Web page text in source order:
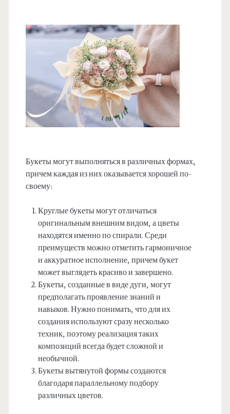
Букеты могут выполняться в различных формах,
причем каждая из них оказывается хорошей по-
своему:
Круглые букеты могут отличаться
оригинальным внешним видом, а цветы
находятся именно по спирали. Среди
преимуществ можно отметить гармоничное
и аккуратное исполнение, причем букет
может выглядеть красиво и завершено.
Букеты, созданные в виде дуги, могут
предполагать проявление знаний и
навыков. Нужно понимать, что для их
создания используют сразу несколько
техник, поэтому реализация таких
композиций всегда будет сложной и
необычной.
Букеты вытянутой формы создаются
благодаря параллельному подбору
различных цветов.